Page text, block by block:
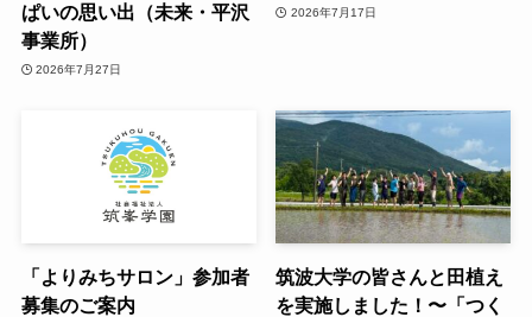
ぱいの思い出（未来・平沢
事業所）
2026年7月27日
2026年7月17日
「よりみちサロン」参加者
募集のご案内
筑波大学の皆さんと田植え
を実施しました！〜「つく